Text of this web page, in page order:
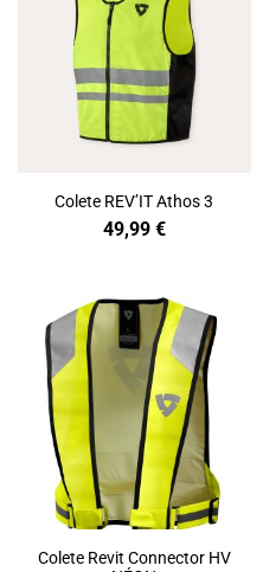
Colete REV’IT Athos 3
49,99 €
Colete Revit Connector HV